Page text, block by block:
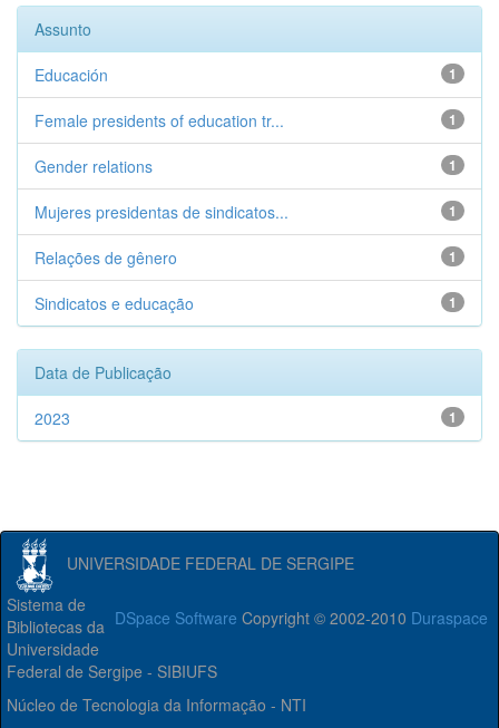
Assunto
1
Educación
1
Female presidents of education tr...
1
Gender relations
1
Mujeres presidentas de sindicatos...
1
Relações de gênero
1
Sindicatos e educação
Data de Publicação
1
2023
UNIVERSIDADE FEDERAL DE SERGIPE
DSpace Software Copyright © 2002-2010 Duraspace
Sistema de
Bibliotecas da
Universidade
Federal de Sergipe - SIBIUFS
Núcleo de Tecnologia da Informação - NTI